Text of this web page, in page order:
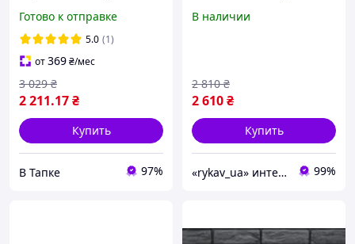
(адидас газель) 11205
Готово к отправке
5.0 (1)
от369₴/мес
2 211.17₴
3 029 ₴
Купить
В Тапке 97%
В наличии
2 610₴
2 810 ₴
Купить
«rykav_ua» интернет магазин одежды и обуви 99%